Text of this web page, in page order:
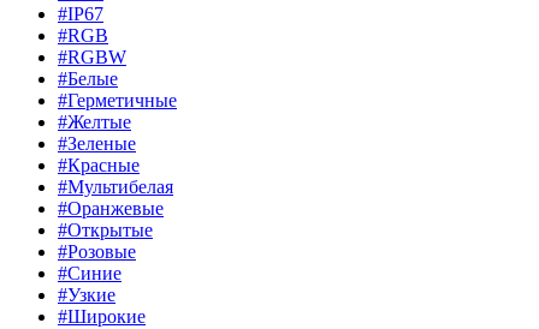
#IP67
#RGB
#RGBW
#Белые
#Герметичные
#Желтые
#Зеленые
#Красные
#Мультибелая
#Оранжевые
#Открытые
#Розовые
#Синие
#Узкие
#Широкие